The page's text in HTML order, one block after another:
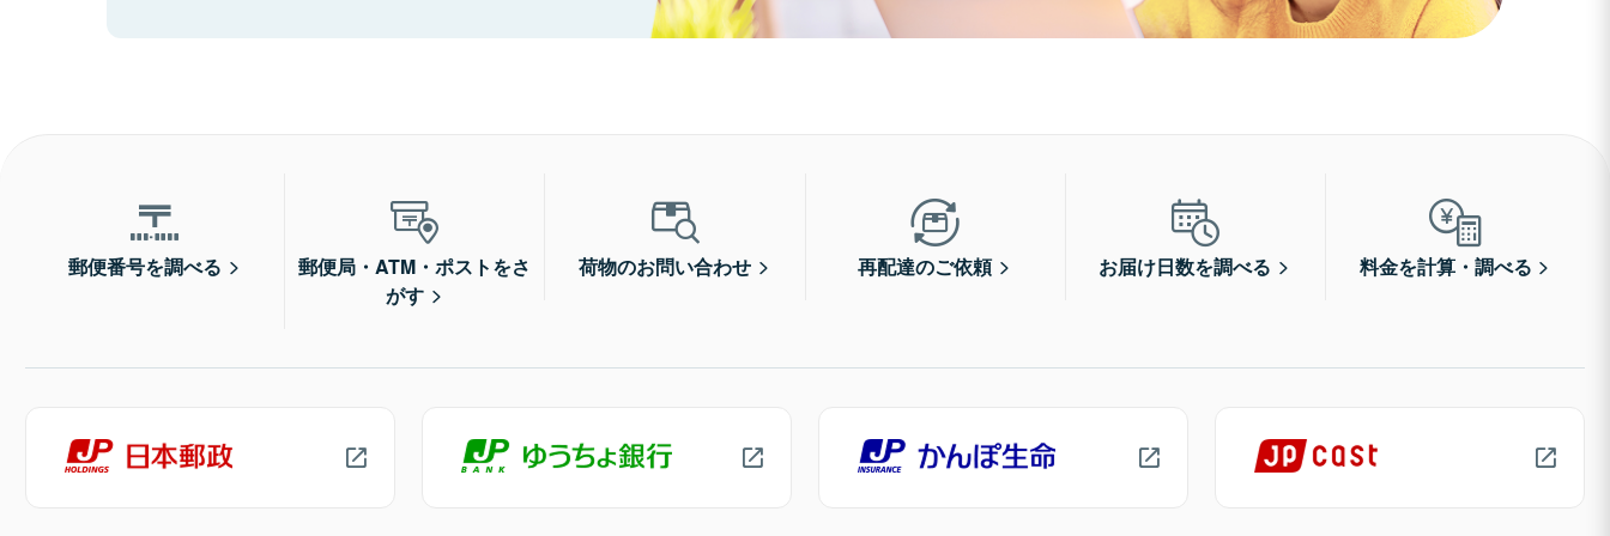
郵便番号を調べる
郵便局・ATM・ポストをさ
がす
荷物のお問い合わせ 再配達のご依頼 お届け日数を調べる 料金を計算・調べる